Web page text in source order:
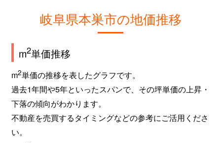
岐阜県本巣市の地価推移
m2単価推移
m2単価の推移を表したグラフです。
過去1年間や5年といったスパンで、その坪単価の上昇・
下落の傾向がわかります。
不動産を売買するタイミングなどの参考にご活用くださ
い。